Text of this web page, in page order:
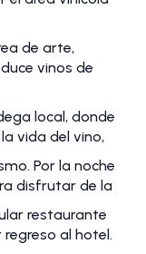
de arte,
vinos de
local, donde
vida del vino,
Por la noche
disfrutar de la
restaurante
al hotel.